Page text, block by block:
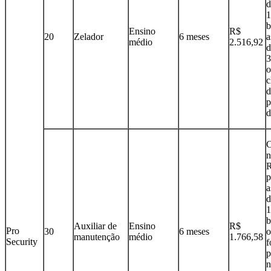
Pro
Security
20 Zelador
Ensino
médio
6 meses
R$
2.516,92
30
Auxiliar de
manutenção
Ensino
médio
6 meses
R$
1.766,58